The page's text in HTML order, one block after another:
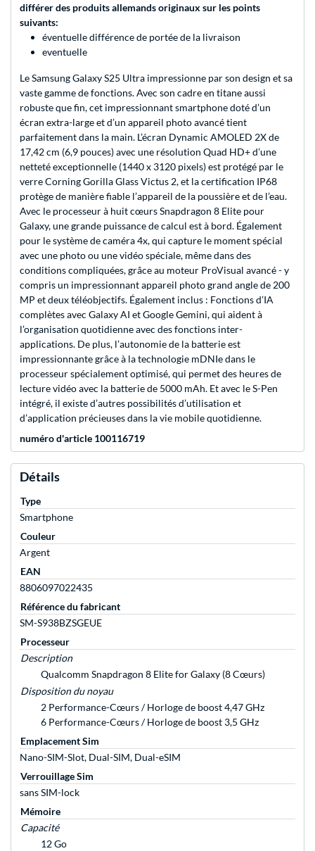
différer des produits allemands originaux sur les points
suivants:
éventuelle différence de portée de la livraison
eventuelle
Le Samsung Galaxy S25 Ultra impressionne par son design et sa
vaste gamme de fonctions. Avec son cadre en titane aussi
robuste que fin, cet impressionnant smartphone doté d’un
écran extra-large et d’un appareil photo avancé tient
parfaitement dans la main. L’écran Dynamic AMOLED 2X de
17,42 cm (6,9 pouces) avec une résolution Quad HD+ d’une
netteté exceptionnelle (1440 x 3120 pixels) est protégé par le
verre Corning Gorilla Glass Victus 2, et la certification IP68
protège de manière fiable l’appareil de la poussière et de l’eau.
Avec le processeur à huit cœurs Snapdragon 8 Elite pour
Galaxy, une grande puissance de calcul est à bord. Également
pour le système de caméra 4x, qui capture le moment spécial
avec une photo ou une vidéo spéciale, même dans des
conditions compliquées, grâce au moteur ProVisual avancé - y
compris un impressionnant appareil photo grand angle de 200
MP et deux téléobjectifs. Également inclus : Fonctions d’IA
complètes avec Galaxy AI et Google Gemini, qui aident à
l’organisation quotidienne avec des fonctions inter-
applications. De plus, l’autonomie de la batterie est
impressionnante grâce à la technologie mDNIe dans le
processeur spécialement optimisé, qui permet des heures de
lecture vidéo avec la batterie de 5000 mAh. Et avec le S-Pen
intégré, il existe d’autres possibilités d’utilisation et
d’application précieuses dans la vie mobile quotidienne.
numéro d'article 100116719
Détails
Type
Smartphone
Couleur
Argent
EAN
8806097022435
Référence du fabricant
SM-S938BZSGEUE
Processeur
Description
Qualcomm Snapdragon 8 Elite for Galaxy (8 Cœurs)
Disposition du noyau
2 Performance-Cœurs / Horloge de boost 4,47 GHz
6 Performance-Cœurs / Horloge de boost 3,5 GHz
Emplacement Sim
Nano-SIM-Slot, Dual-SIM, Dual-eSIM
Verrouillage Sim
sans SIM-lock
Mémoire
Capacité
12 Go